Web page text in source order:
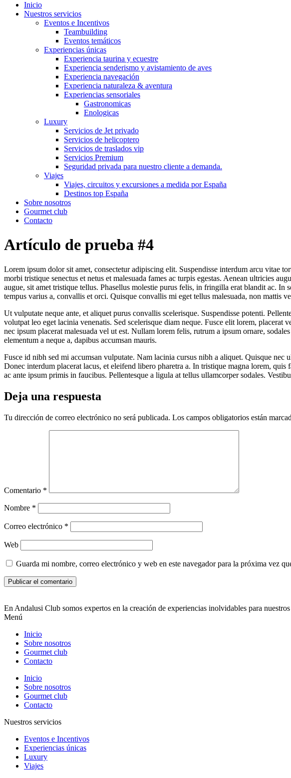
Inicio
Nuestros servicios
Eventos e Incentivos
Teambuilding
Eventos temáticos
Experiencias únicas
Experiencia taurina y ecuestre
Experiencia senderismo y avistamiento de aves
Experiencia navegación
Experiencia naturaleza & aventura
Experiencias sensoriales
Gastronomicas
Enologicas
Luxury
Servicios de Jet privado
Servicios de helicoptero
Servicios de traslados vip
Servicios Premium
Seguridad privada para nuestro cliente a demanda.
Viajes
Viajes, circuitos y excursiones a medida por España
Destinos top España
Sobre nosotros
Gourmet club
Contacto
Artículo de prueba #4
Lorem ipsum dolor sit amet, consectetur adipiscing elit. Suspendisse interdum arcu vitae
morbi tristique senectus et netus et malesuada fames ac turpis egestas. Aenean ultricies
augue, sit amet tristique tellus. Phasellus molestie purus felis, in fringilla erat blandit ac.
tempus varius a, convallis et orci. Quisque convallis mi eget tellus malesuada, non mattis
Ut vulputate neque ante, et aliquet purus convallis scelerisque. Suspendisse potenti.
volutpat leo eget lacinia venenatis. Sed scelerisque diam neque. Fusce elit lorem,
nec ipsum placerat malesuada vel ut est. Nullam lorem felis, rutrum a ipsum ornare,
elementum a neque a, dapibus accumsan mauris.
Fusce id nibh sed mi accumsan vulputate. Nam lacinia cursus nibh a aliquet. Quisque
Donec interdum placerat lacus, et eleifend libero pharetra a. In tristique magna lorem,
ac ante ipsum primis in faucibus. Pellentesque a ligula at tellus ullamcorper sodales.
Deja una respuesta
Tu dirección de correo electrónico no será publicada. Los campos obligatorios están
Comentario *
Nombre *
Correo electrónico *
Web
Guarda mi nombre, correo electrónico y web en este navegador para la próxima vez
En Andalusi Club somos expertos en la creación de experiencias inolvidables para
Menú
Inicio
Sobre nosotros
Gourmet club
Contacto
Inicio
Sobre nosotros
Gourmet club
Contacto
Nuestros servicios
Eventos e Incentivos
Experiencias únicas
Luxury
Viajes